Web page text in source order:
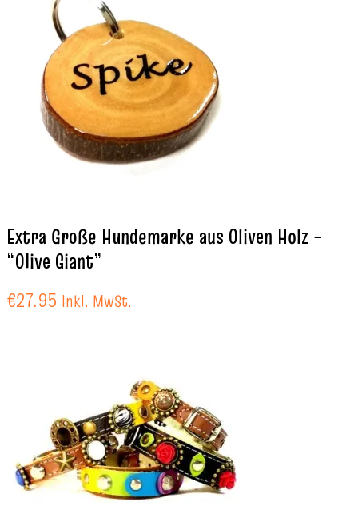
Extra Große Hundemarke aus Oliven Holz –
“Olive Giant”
€27.95 Inkl. MwSt.